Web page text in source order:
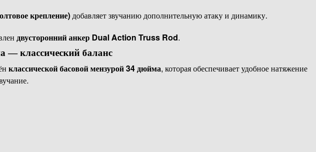
крепление)добавляет звучанию дополнительную атаку и динамику.
двусторонний анкер Dual Action Truss Rod.
— классический баланс
классической басовой мензурой 34 дюйма, которая обеспечивает удобное натяжение